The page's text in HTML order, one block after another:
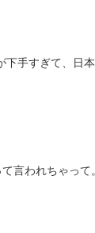
手すぎて、日
言われちゃっ